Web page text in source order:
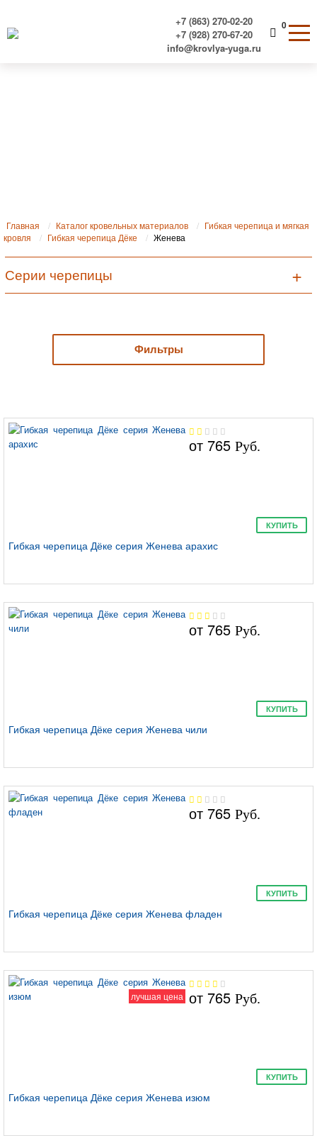
+7 (863) 270-02-20
+7 (928) 270-67-20
info@krovlya-yuga.ru
0
Главная Каталог кровельных материалов
Гибкая черепица и мягкая
кровля
Гибкая черепица Дёке Женева
Серии черепицы
Ницца
Цюрих
Сота
Фильтры
от 765 Руб.
КУПИТЬ
Гибкая черепица Дёке серия Женева арахис
от 765 Руб.
КУПИТЬ
Гибкая черепица Дёке серия Женева чили
от 765 Руб.
КУПИТЬ
Гибкая черепица Дёке серия Женева фладен
лучшая цена от 765 Руб.
КУПИТЬ
Гибкая черепица Дёке серия Женева изюм